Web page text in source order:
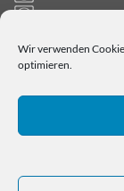
Wir verwenden
optimieren.
Stromtarife
Stromtarife